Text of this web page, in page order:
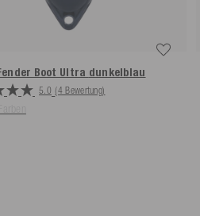
Boot Ultra dunkelblau
5.0 (4 Bewertung)